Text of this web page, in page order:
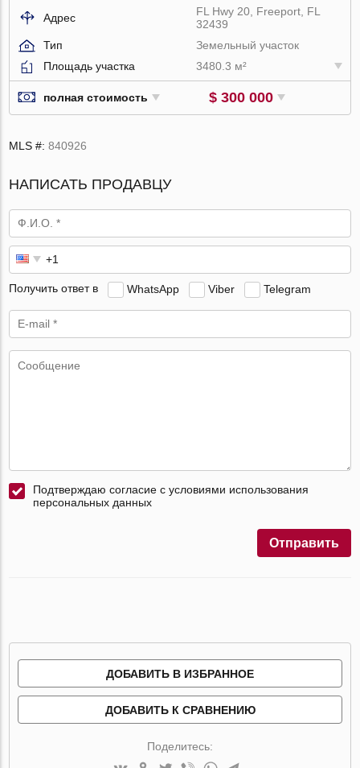
Адрес
FL Hwy 20, Freeport, FL
32439
Тип
Земельный участок
Площадь участка
3480.3 м²
полная стоимость $ 300 000
MLS #:840926
НАПИСАТЬ ПРОДАВЦУ
Получить ответ в WhatsApp Viber Telegram
Подтверждаю согласие с условиями использования
персональных данных
Отправить
ДОБАВИТЬ В ИЗБРАННОЕ
ДОБАВИТЬ К СРАВНЕНИЮ
Поделитесь: